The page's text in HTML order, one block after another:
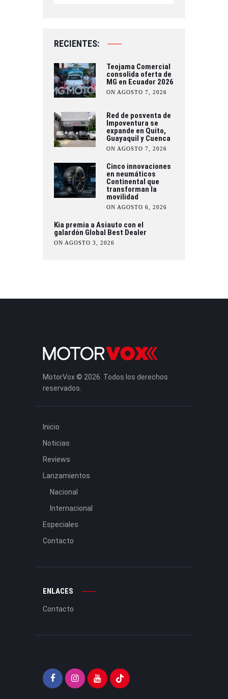
RECIENTES:
Teojama Comercial
consolida oferta de
MG en Ecuador 2026
ON AGOSTO 7, 2026
Red de posventa de
Impoventura se
expande en Quito,
Guayaquil y Cuenca
ON AGOSTO 7, 2026
Cinco innovaciones
en neumáticos
Continental que
transforman la
movilidad
ON AGOSTO 6, 2026
Kia premia a Asiauto con el
galardón Global Best Dealer
ON AGOSTO 3, 2026
MotorVox © 2026. Todos los derechos
reservados.
Inicio
Noticias
Reviews
Lanzamientos
Nacional
Internacional
Especiales
Contacto
ENLACES
Contacto